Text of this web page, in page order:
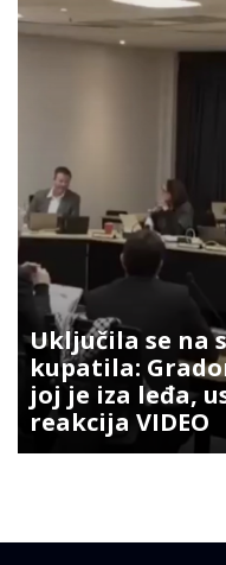
Uključila se na
kupatila:
joj je iza leđa,
reakcija VIDEO